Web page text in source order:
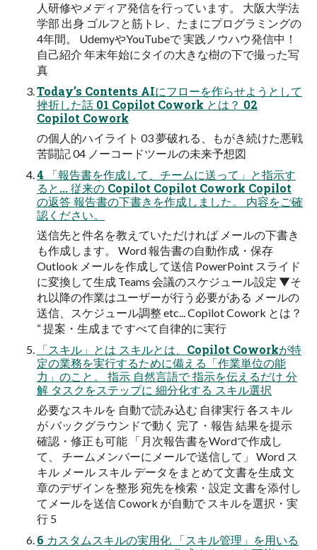
人研修やメディア発信を行っています。 大阪大学法
学部 出身 ゴルフと筋トレ、たまにプログラミングの
4年間。 UdemyやYouTubeで 実践ノウハウ発信中！
自己紹介 年末年始にタイの大きな樹の下で撮った写
真
Today’s Contents AIにフローを作らせようとして
挫折した話 01 Copilot Cowork とは？ 02
Copilot Cowork
の個人的ハイライト 03 夢破れる、もがき続けた悪戦
苦闘記 04 ノーコードツールの未来予想図
4 「報告書を作成して、チームに送って」と指示す
ると... 従来の Copilot Copilot Cowork Copilot
の返答 報告書の下書きを作成しました。 内容をご確
認ください。
送信先と件名を教えていただければ メールの下書き
も作成します。 Word 報告書の自動作成・保存
Outlook メールを作成して送信 PowerPoint スライド
に変換して生成 Teams 会議のスケジュール設定 ▼そ
れ以降の作業はユーザーが行う必要がある メールの
送信、スケジュール調整 etc... Copilot Cowork とは？
“ 提案・生成まで すべて自律的に実行
「スキル」とは スキルとは、Copilot Coworkが特
定の業務を実行するために備える「作業単位の能
力」のこと。 指示 自然言語で 指示を伝えるだけ 分
解 タスクをステップに 細分化する スキル選択
必要なスキルを 自動で読み込む 自律実行 各スキル
が バックグラウンドで動く 完了・報告 結果を提示
確認・修正も可能 「月次報告書をWordで作成し
て、 チームメンバーにメールで送信して」 Word ス
キル メール スキル データをまとめて文書を生成 文
章のデザインを整形 宛先を検索・設定 文書を添付し
てメールを送信 Cowork が自動で スキルを選択・実
行 5
6 カスタムスキルの実用化 「スキル管理」を用いる